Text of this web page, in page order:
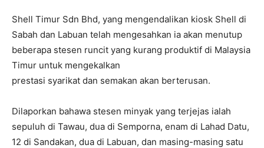
Shell Timur Sdn Bhd, yang mengendalikan kiosk Shell di
Sabah dan Labuan telah mengesahkan ia akan menutup
beberapa stesen runcit yang kurang produktif di Malaysia
Timur untuk mengekalkan
prestasi syarikat dan semakan akan berterusan.
Dilaporkan bahawa stesen minyak yang terjejas ialah
sepuluh di Tawau, dua di Semporna, enam di Lahad Datu,
12 di Sandakan, dua di Labuan, dan masing-masing satu